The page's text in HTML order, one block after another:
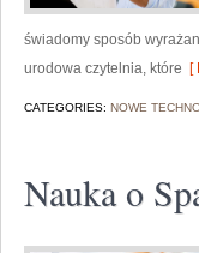
świadomy sposób
urodowa czytelnia, które [
CATEGORIES: NOWE
Nauka o